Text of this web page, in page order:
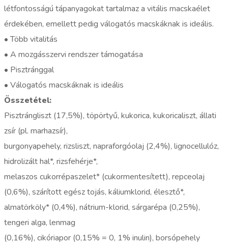
létfontosságú tápanyagokat tartalmaz a vitális macskaélet
érdekében, emellett pedig válogatós macskáknak is ideális.
• Több vitalitás
• A mozgásszervi rendszer támogatása
• Pisztránggal
• Válogatós macskáknak is ideális
Összetétel:
Pisztrángliszt (17,5%), töpörtyű, kukorica, kukoricaliszt, állati
zsír (pl. marhazsír),
burgonyapehely, rizsliszt, napraforgóolaj (2,4%), lignocellulóz,
hidrolizált hal*, rizsfehérje*,
melaszos cukorrépaszelet* (cukormentesített), repceolaj
(0,6%), szárított egész tojás, káliumklorid, élesztő*,
almatörköly* (0,4%), nátrium-klorid, sárgarépa (0,25%),
tengeri alga, lenmag
(0,16%), cikóriapor (0,15% = 0, 1% inulin), borsópehely